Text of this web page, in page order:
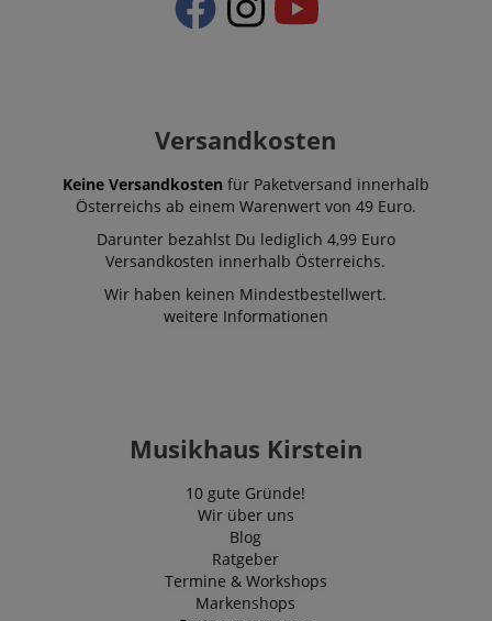
Versandkosten
Keine Versandkosten für Paketversand innerhalb
Österreichs ab einem Warenwert von 49 Euro.
Darunter bezahlst Du lediglich 4,99 Euro
Versandkosten innerhalb Österreichs.
Wir haben keinen Mindestbestellwert.
weitere Informationen
Musikhaus Kirstein
10 gute Gründe!
Wir über uns
Blog
Ratgeber
Termine & Workshops
Markenshops